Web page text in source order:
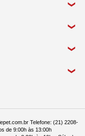
Telefone: (21) 2208-
de 9:00h às 13:00h